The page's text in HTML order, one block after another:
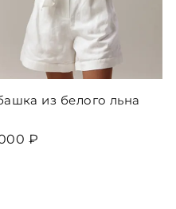
из белого льна
₽